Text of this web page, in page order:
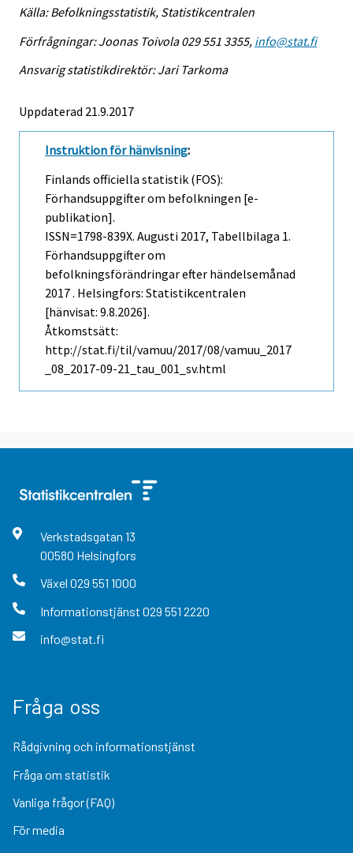
Källa: Befolkningsstatistik, Statistikcentralen
Förfrågningar: Joonas Toivola 029 551 3355, info@stat.fi
Ansvarig statistikdirektör: Jari Tarkoma
Uppdaterad 21.9.2017
Instruktion för hänvisning:
Finlands officiella statistik (FOS):
Förhandsuppgifter om befolkningen [e-
publikation].
ISSN=1798-839X. Augusti 2017, Tabellbilaga 1.
Förhandsuppgifter om
befolkningsförändringar efter händelsemånad
2017 . Helsingfors: Statistikcentralen
[hänvisat: 9.8.2026].
Åtkomstsätt:
http://stat.fi/til/vamuu/2017/08/vamuu_2017
_08_2017-09-21_tau_001_sv.html
Verkstadsgatan 13
00580 Helsingfors
Växel 029 551 1000
Informationstjänst 029 551 2220
info@stat.fi
Fråga oss
Rådgivning och informationstjänst
Fråga om statistik
Vanliga frågor (FAQ)
För media